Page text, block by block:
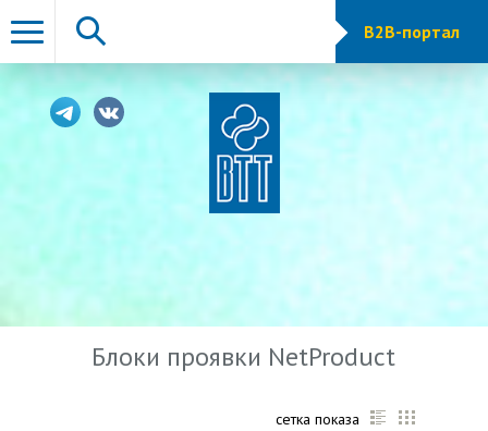
B2B-портал
Блоки проявки NetProduct
сетка показа